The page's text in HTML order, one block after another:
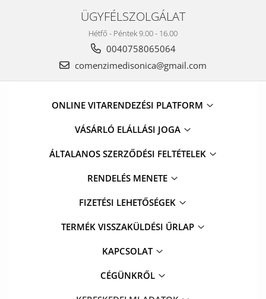
ÜGYFÉLSZOLGÁLAT
Hétfő - Péntek 9.00 - 16.00
0040758065064
comenzimedisonica@gmail.com
ONLINE VITARENDEZÉSI PLATFORM
VÁSÁRLÓ ELÁLLÁSI JOGA
ÁLTALANOS SZERZŐDÉSI FELTÉTELEK
RENDELÉS MENETE
FIZETÉSI LEHETŐSÉGEK
TERMÉK VISSZAKÜLDÉSI ŰRLAP
KAPCSOLAT
CÉGÜNKRŐL